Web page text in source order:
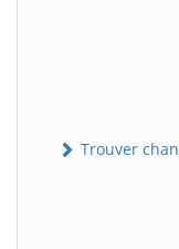
Trouver